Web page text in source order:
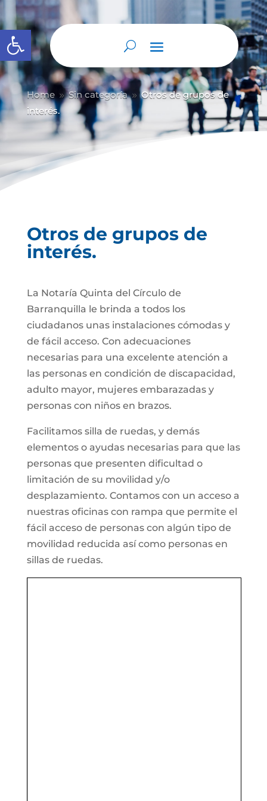
Abrir barra de herramientas
Home 9 Sin categoría 9 Otros de grupos de
interés.
Otros de grupos de
interés.
La Notaría Quinta del Círculo de
Barranquilla le brinda a todos los
ciudadanos unas instalaciones cómodas y
de fácil acceso. Con adecuaciones
necesarias para una excelente atención a
las personas en condición de discapacidad,
adulto mayor, mujeres embarazadas y
personas con niños en brazos.
Facilitamos silla de ruedas, y demás
elementos o ayudas necesarias para que las
personas que presenten dificultad o
limitación de su movilidad y/o
desplazamiento. Contamos con un acceso a
nuestras oficinas con rampa que permite el
fácil acceso de personas con algún tipo de
movilidad reducida así como personas en
sillas de ruedas.